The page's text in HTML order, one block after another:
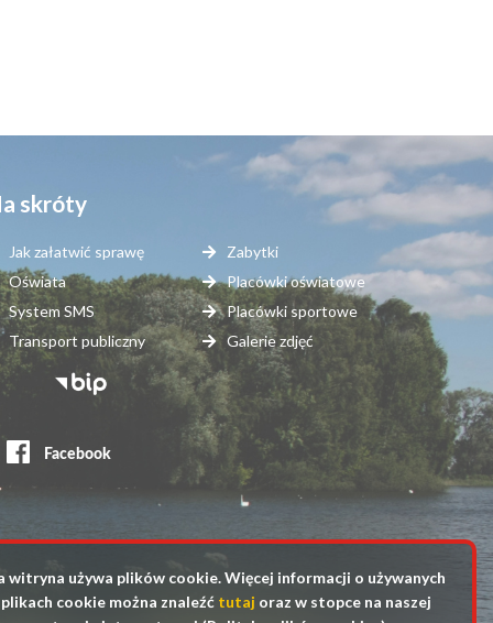
skróty
Jak załatwić sprawę
Oświata
System SMS
Transport publiczny
Zabytki
Placówki oświatowe
Placówki sportowe
Galerie zdjęć
witryna używa plików cookie. Więcej informacji o używanych
plikach cookie można znaleźć tutaj oraz w stopce na naszej